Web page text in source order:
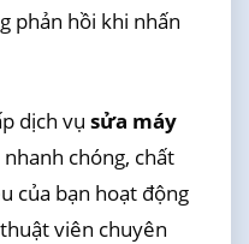
phản hồi khi nhấn
dịch vụ sửa máy
chóng, chất
của bạn hoạt động
viên chuyên